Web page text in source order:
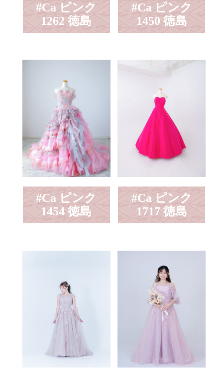
#Ca ピンク
1262 徳島
#Ca ピンク
1450 徳島
#Ca ピンク
1454 徳島
#Ca ピンク
1717 徳島